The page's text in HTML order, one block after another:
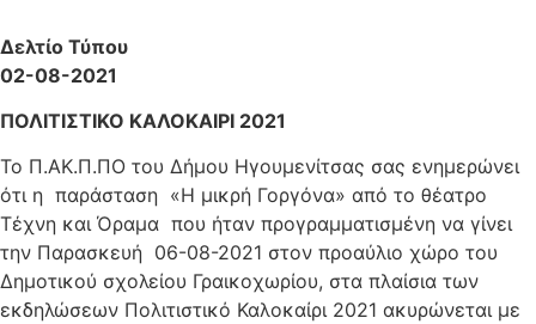
Δελτίο Τύπου
02-08-2021
ΠΟΛΙΤΙΣΤΙΚΟ ΚΑΛΟΚΑΙΡΙ 2021
Το Π.ΑΚ.Π.ΠΟ του Δήμου Ηγουμενίτσας σας ενημερώνει
ότι η παράσταση «Η μικρή Γοργόνα» από το θέατρο
Τέχνη και Όραμα που ήταν προγραμματισμένη να γίνει
την Παρασκευή 06-08-2021 στον προαύλιο χώρο του
Δημοτικού σχολείου Γραικοχωρίου, στα πλαίσια των
εκδηλώσεων Πολιτιστικό Καλοκαίρι 2021 ακυρώνεται με